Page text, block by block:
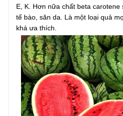
E, K. Hơn nữa chất beta
tế bào, săn da. Là một loại quả
khá ưa thích.